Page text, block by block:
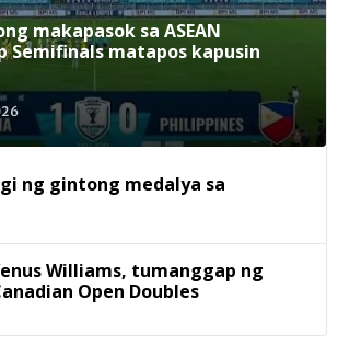
makapasok sa ASEAN
Semifinals matapos kapusin
ng gintong medalya sa
Williams, tumanggap ng
Open Doubles